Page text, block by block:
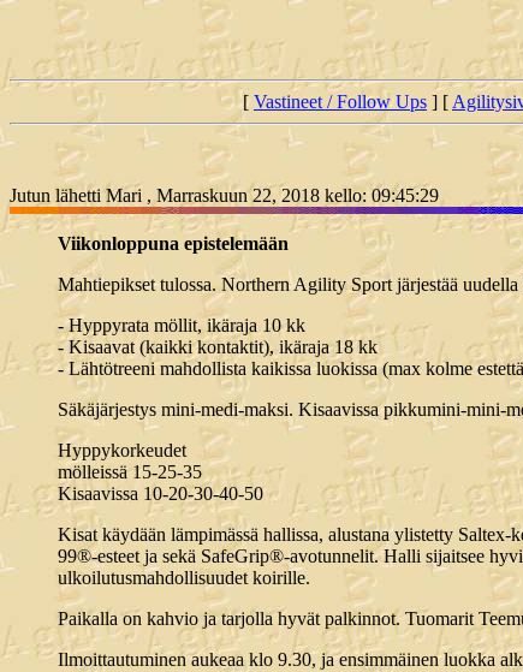
[ Vastineet / Follow Ups ] [
Jutun lähetti Mari , Marraskuun 22, 2018 kello: 09:45:29
Viikonloppuna epistelemään
Mahtiepikset tulossa. Northern Agility Sport järjestää
- Hyppyrata möllit, ikäraja 10 kk
- Kisaavat (kaikki kontaktit), ikäraja 18 kk
- Lähtötreeni mahdollista kaikissa luokissa (max kolme
Säkäjärjestys mini-medi-maksi. Kisaavissa pikkumini-mini-
Hyppykorkeudet
mölleissä 15-25-35
Kisaavissa 10-20-30-40-50
Kisat käydään lämpimässä hallissa, alustana ylistetty
99®-esteet ja sekä SafeGrip®-avotunnelit. Halli sijaitsee
ulkoilutusmahdollisuudet koirille.
Paikalla on kahvio ja tarjolla hyvät palkinnot. Tuomarit
Ilmoittautuminen aukeaa klo 9.30, ja ensimmäinen luokka